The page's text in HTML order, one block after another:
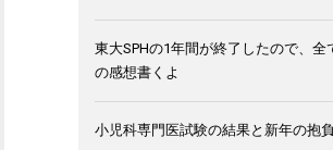
東大SPHの1年間が終了したので、全
の感想書くよ
小児科専門医試験の結果と新年の抱負